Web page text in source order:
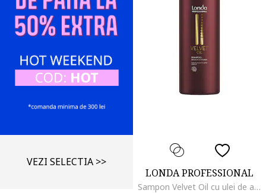
VEZI SELECTIA >>
LONDA PROFESSIONAL
Sampon Velvet Oil cu ulei de argan pentru par stralucitor si hidratat, 1000 ml